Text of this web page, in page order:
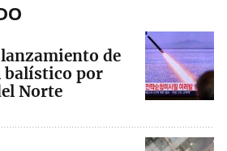
de
balístico por
Norte